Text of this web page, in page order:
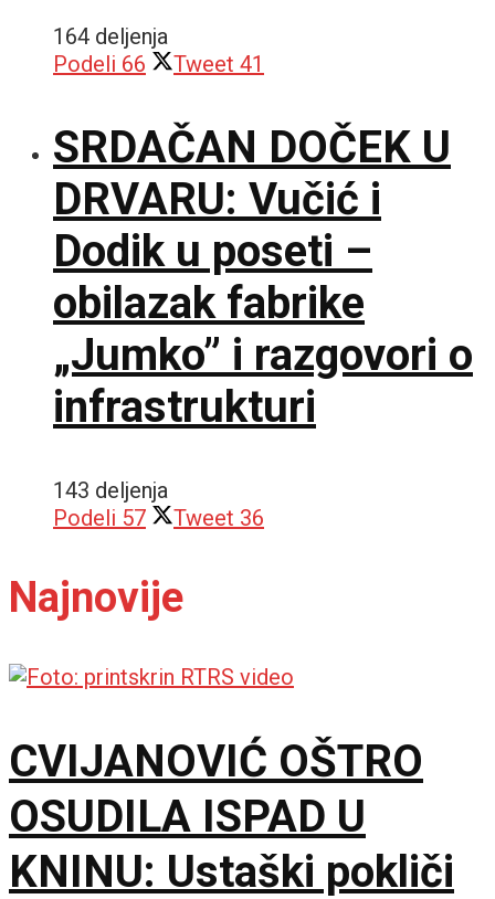
164 deljenja
Podeli 66 Tweet 41
SRDAČAN DOČEK U
DRVARU: Vučić i
Dodik u poseti –
obilazak fabrike
„Jumko” i razgovori o
infrastrukturi
143 deljenja
Podeli 57 Tweet 36
Najnovije
CVIJANOVIĆ OŠTRO
OSUDILA ISPAD U
KNINU: Ustaški pokliči